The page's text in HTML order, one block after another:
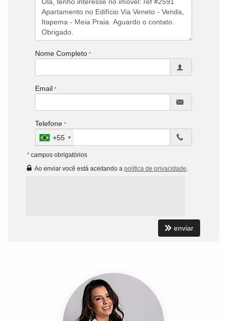
Nome Completo
Email
Telefone
+55
* campos obrigatórios
Ao enviar você está aceitando a política de privacidade
enviar